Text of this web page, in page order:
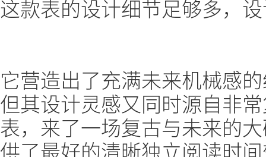
这款表的设计细节足够多，
它营造出了充满未来机械感
但其设计灵感又同时源自非
表，来了一场复古与未来的
供了最好的清晰独立阅读时